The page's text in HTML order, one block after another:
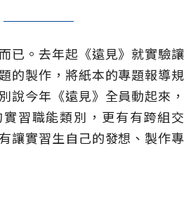
已。去年起《遠見》就實驗讓
的製作，將紙本的專題報導規
說今年《遠見》全員動起來，
習職能類別，更有有跨組交
讓實習生自己的發想、製作專